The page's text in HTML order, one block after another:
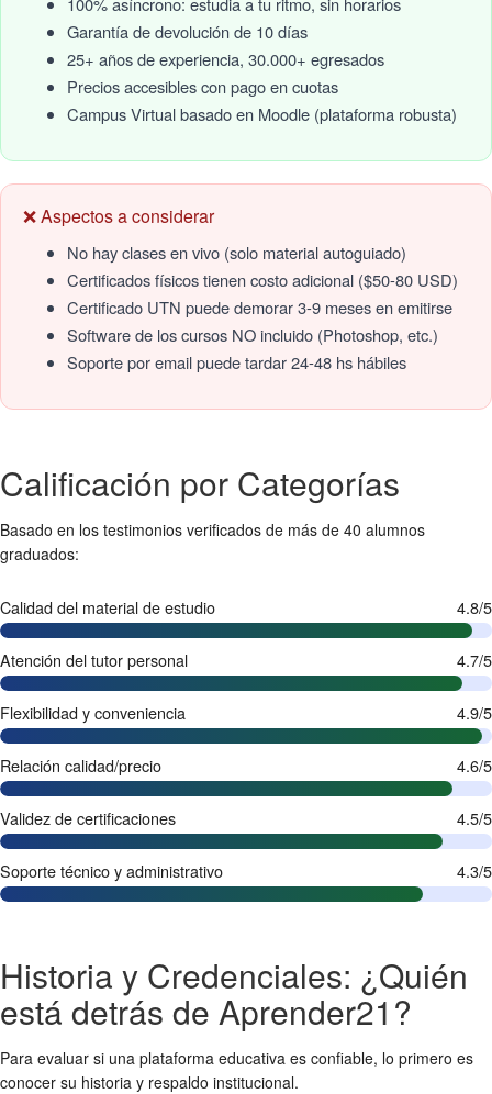
Garantía de devolución de 10 días
25+ años de experiencia, 30.000+ egresados
Precios accesibles con pago en cuotas
Campus Virtual basado en Moodle (plataforma robusta)
❌ Aspectos a considerar
No hay clases en vivo (solo material autoguiado)
Certificados físicos tienen costo adicional ($50-80 USD)
Certificado UTN puede demorar 3-9 meses en emitirse
Software de los cursos NO incluido (Photoshop, etc.)
Soporte por email puede tardar 24-48 hs hábiles
Calificación por Categorías
Basado en los testimonios verificados de más de 40 alumnos
graduados:
Calidad del material de estudio 4.8/5
Atención del tutor personal 4.7/5
Flexibilidad y conveniencia 4.9/5
Relación calidad/precio 4.6/5
Validez de certificaciones 4.5/5
Soporte técnico y administrativo 4.3/5
Historia y Credenciales: ¿Quién
está detrás de Aprender21?
Para evaluar si una plataforma educativa es confiable, lo primero es
conocer su historia y respaldo institucional.